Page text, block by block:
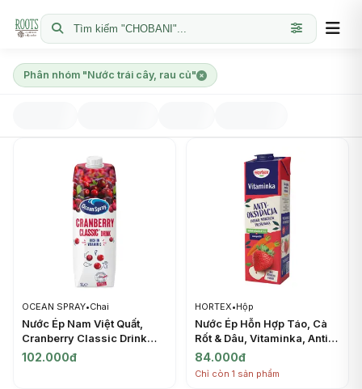
Tìm kiếm "CHOBANI"...
Phân nhóm "Nước trái cây, rau củ"
OCEAN SPRAY•Chai
Nước Ép Nam Việt Quất,
Cranberry Classic Drink
(1L) - OCEAN SPRAY
102.000đ
HORTEX•Hộp
Nước Ép Hỗn Hợp Táo, Cà
Rốt & Dâu, Vitaminka, Anti-
Oxidation, Apple Carrot
Strawberry Juice, No
Added Sugar, 33.8 fl oz (1L)
84.000đ
Chỉ còn 1 sản phẩm